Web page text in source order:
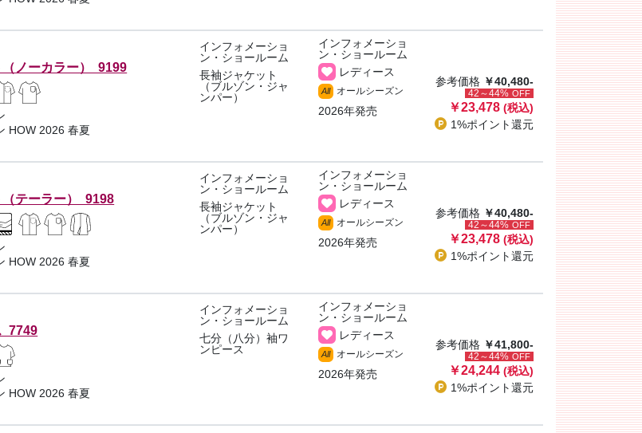
（ノーカラー） 9199
HOW 2026 春夏
インフォメーショ
ン・ショールーム
長袖ジャケット
（ブルゾン・ジャ
ンパー）
インフォメーショ
ン・ショールーム
レディース
All オールシーズン
2026年発売
参考価格 ￥40,480-
42～44% OFF
￥23,478 (税込)
1%ポイント還元
（テーラー） 9198
HOW 2026 春夏
インフォメーショ
ン・ショールーム
長袖ジャケット
（ブルゾン・ジャ
ンパー）
インフォメーショ
ン・ショールーム
レディース
All オールシーズン
2026年発売
参考価格 ￥40,480-
42～44% OFF
￥23,478 (税込)
1%ポイント還元
7749
HOW 2026 春夏
インフォメーショ
ン・ショールーム
七分（八分）袖ワ
ンピース
インフォメーショ
ン・ショールーム
レディース
All オールシーズン
2026年発売
参考価格 ￥41,800-
42～44% OFF
￥24,244 (税込)
1%ポイント還元